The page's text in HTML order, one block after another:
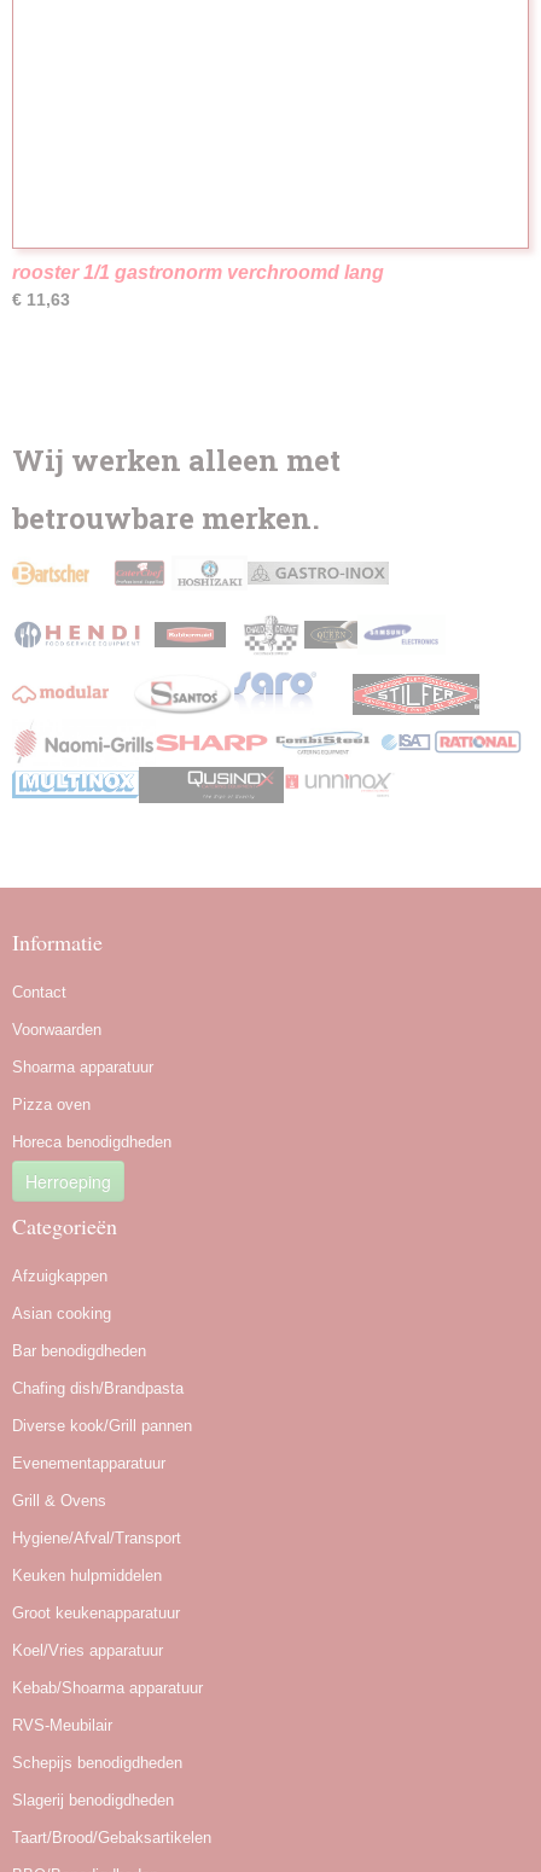
rooster 1/1 gastronorm verchroomd lang
€ 11,63
Wij werken alleen met
betrouwbare merken.
Informatie
Contact
Voorwaarden
Shoarma apparatuur
Pizza oven
Horeca benodigdheden
Herroeping
Categorieën
Afzuigkappen
Asian cooking
Bar benodigdheden
Chafing dish/Brandpasta
Diverse kook/Grill pannen
Evenementapparatuur
Grill & Ovens
Hygiene/Afval/Transport
Keuken hulpmiddelen
Groot keukenapparatuur
Koel/Vries apparatuur
Kebab/Shoarma apparatuur
RVS-Meubilair
Schepijs benodigdheden
Slagerij benodigdheden
Taart/Brood/Gebaksartikelen